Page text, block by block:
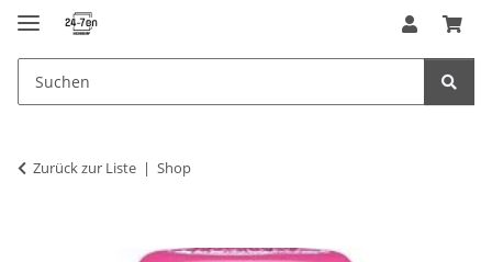
Zurück zur Liste Shop